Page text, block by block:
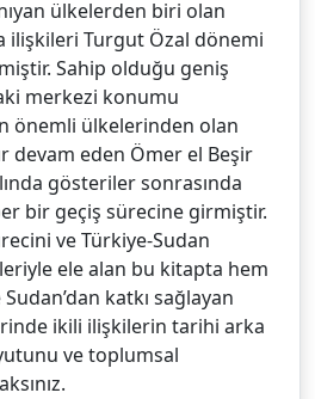
ülkelerden biri olan
ilişkileri Turgut Özal dönemi
Sahip olduğu geniş
merkezi konumu
önemli ülkelerinden olan
devam eden Ömer el Beşir
gösteriler sonrasında
bir geçiş sürecine girmiştir.
ve Türkiye-Sudan
ele alan bu kitapta hem
katkı sağlayan
ikili ilişkilerin tarihi arka
ve toplumsal